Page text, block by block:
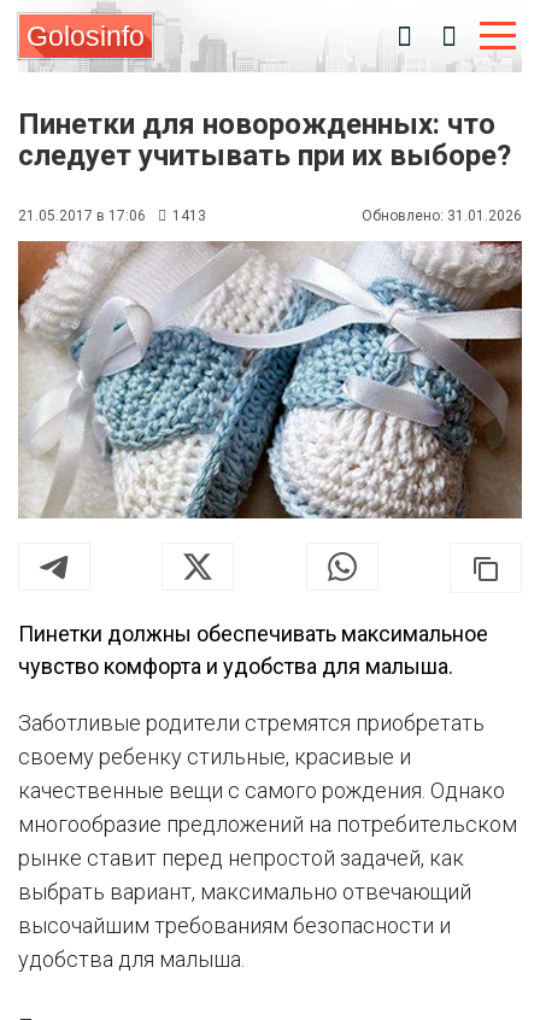
Golosinfo
Пинетки для новорожденных: что
следует учитывать при их выборе?
21.05.2017 в 17:06 1413 Обновлено: 31.01.2026
Пинетки должны обеспечивать максимальное
чувство комфорта и удобства для малыша.
Заботливые родители стремятся приобретать
своему ребенку стильные, красивые и
качественные вещи с самого рождения. Однако
многообразие предложений на потребительском
рынке ставит перед непростой задачей, как
выбрать вариант, максимально отвечающий
высочайшим требованиям безопасности и
удобства для малыша.